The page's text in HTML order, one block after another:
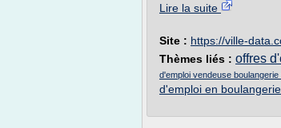
Lire la suite
Site : https://ville-
Thèmes liés : offres
d'emploi vendeuse
d'emploi en